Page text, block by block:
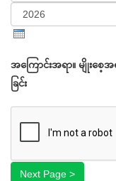
Day
Year
အကြောင်းအရာ။ မျိုးစ
ခြင်း
အဆင့် ၁
Next Page >